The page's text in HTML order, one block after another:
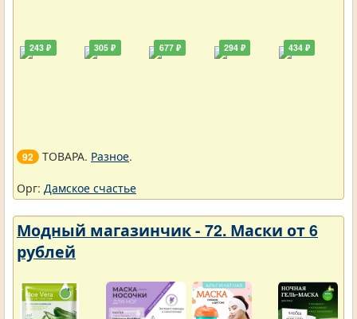
243 ₽ 305 ₽ 677 ₽ 294 ₽ 434 ₽
92 ТОВАРА. Разное.
Орг: Дамское счастье
Модный магазинчик - 72. Маски от 6
рублей